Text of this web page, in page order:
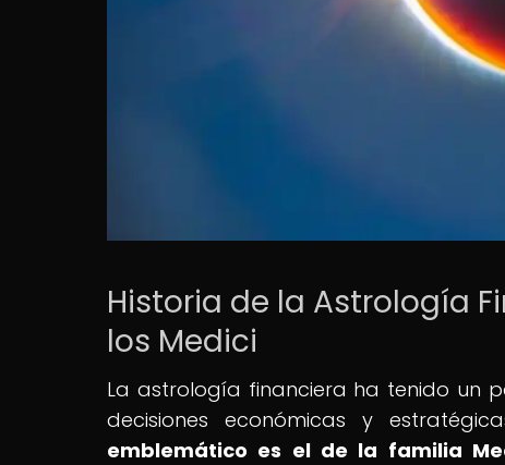
Historia de la Astrología
los Medici
La astrología financiera ha tenido un
decisiones económicas y
emblemático es el de la familia